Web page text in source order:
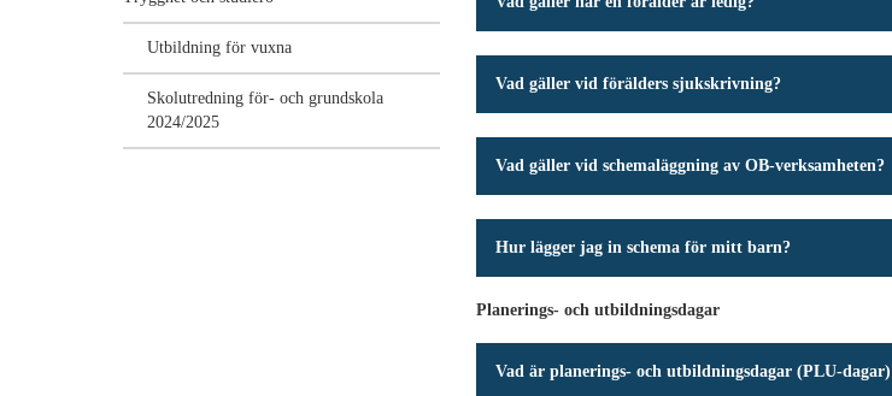
Utbildning för vuxna
Skolutredning för- och grundskola
2024/2025
Vad gäller vid förälders sjukskrivning?
Vad gäller vid schemaläggning av OB-verksamheten?
Hur lägger jag in schema för mitt barn?
Planerings- och utbildningsdagar
Vad är planerings- och utbildningsdagar (PLU-